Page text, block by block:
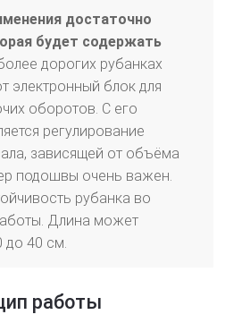
достаточно
будет содержать
дорогих рубанках
электронный блок для
оборотов. С его
регулирование
зависящей от объёма
подошвы очень важен.
рубанка во
Длина может
до 40 см.
работы